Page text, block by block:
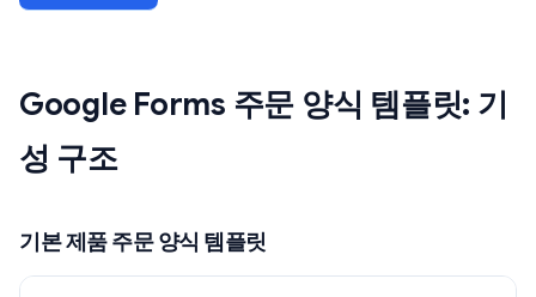
Google Forms 주문 양식 템플릿: 기
성 구조
기본 제품 주문 양식 템플릿